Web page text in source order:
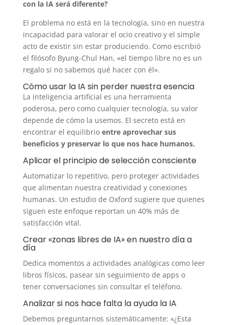
con la IA será diferente?
El problema no está en la tecnología, sino en nuestra
incapacidad para valorar el ocio creativo y el simple
acto de existir sin estar produciendo. Como escribió
el filósofo Byung-Chul Han, «el tiempo libre no es un
regalo si no sabemos qué hacer con él».
Cómo usar la IA sin perder nuestra esencia
La inteligencia artificial es una herramienta
poderosa, pero como cualquier tecnología, su valor
depende de cómo la usemos. El secreto está en
encontrar el equilibrio entre aprovechar sus
beneficios y preservar lo que nos hace humanos.
Aplicar el principio de selección consciente
Automatizar lo repetitivo, pero proteger actividades
que alimentan nuestra creatividad y conexiones
humanas. Un estudio de Oxford sugiere que quienes
siguen este enfoque reportan un 40% más de
satisfacción vital.
Crear «zonas libres de IA» en nuestro día a
día
Dedica momentos a actividades analógicas como leer
libros físicos, pasear sin seguimiento de apps o
tener conversaciones sin consultar el teléfono.
Analizar si nos hace falta la ayuda la IA
Debemos preguntarnos sistemáticamente: «¿Esta